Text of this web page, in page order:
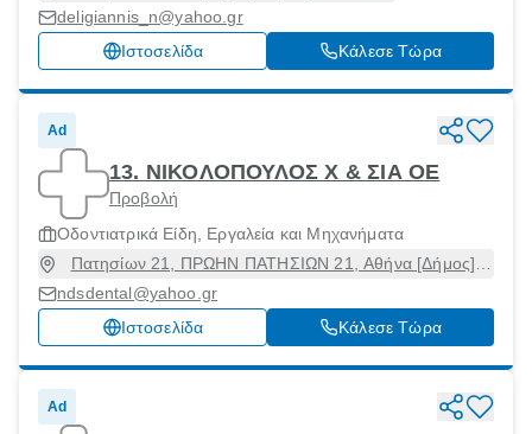
deligiannis_n@yahoo.gr
Ιστοσελίδα
Κάλεσε Τώρα
Ad
13. ΝΙΚΟΛΟΠΟΥΛΟΣ Χ & ΣΙΑ ΟΕ
Προβολή
Οδοντιατρικά Είδη, Εργαλεία και Μηχανήματα
Πατησίων 21, ΠΡΩΗΝ ΠΑΤΗΣΙΩΝ 21, Αθήνα [Δήμος],
ndsdental@yahoo.gr
Ιστοσελίδα
Κάλεσε Τώρα
Ad